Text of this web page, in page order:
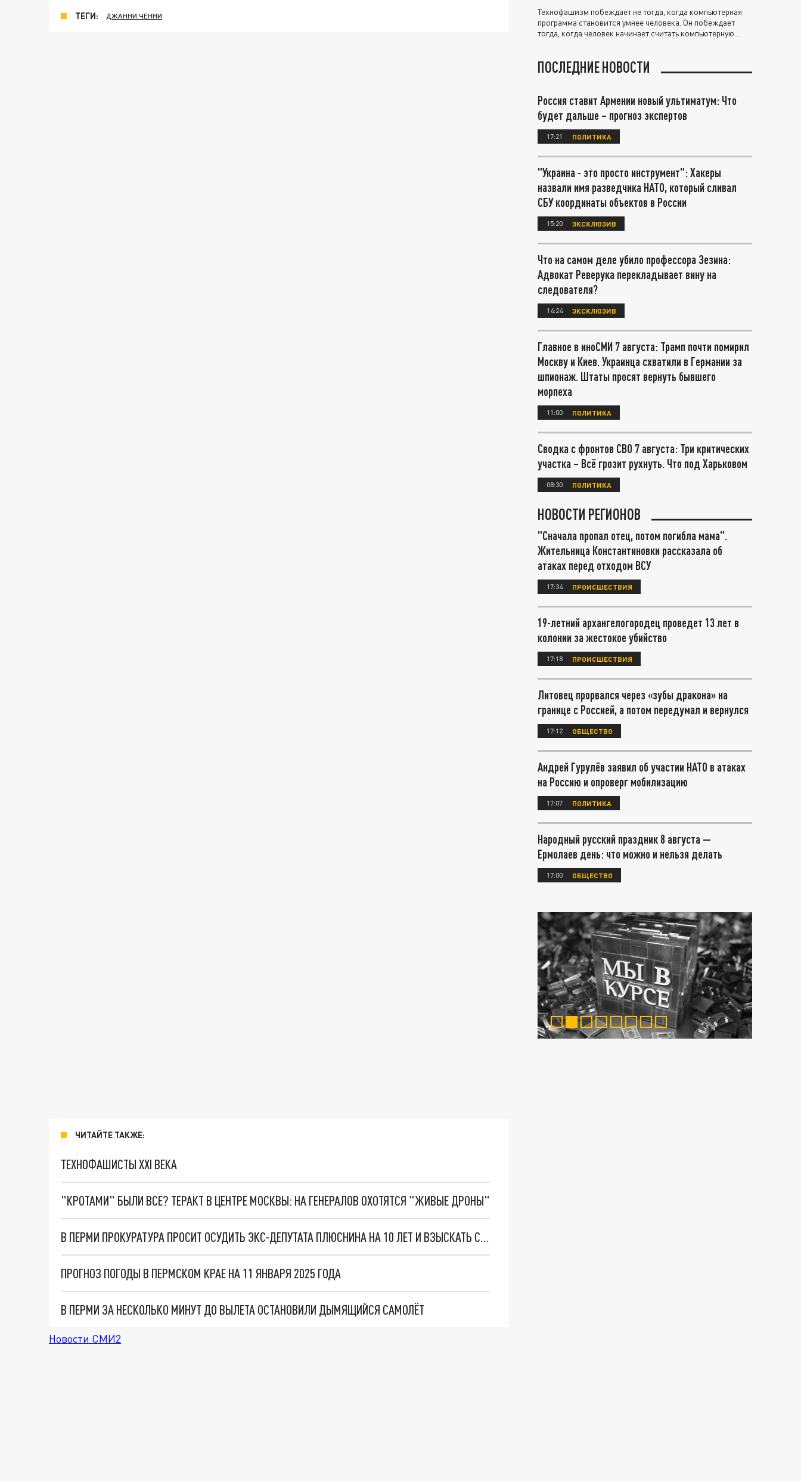
ТЕГИ: ДЖАННИ ЧЕННИ
ЧИТАЙТЕ ТАКЖЕ:
ТЕХНОФАШИСТЫ XXI ВЕКА
"КРОТАМИ" БЫЛИ ВСЕ? ТЕРАКТ В ЦЕНТРЕ МОСКВЫ: НА ГЕНЕРАЛОВ ОХОТЯТСЯ "ЖИВЫЕ ДРОНЫ"
В ПЕРМИ ПРОКУРАТУРА ПРОСИТ ОСУДИТЬ ЭКС-ДЕПУТАТА ПЛЮСНИНА НА 10 ЛЕТ И ВЗЫСКАТЬ С НЕГО 300 МЛН РУБЛЕЙ
ПРОГНОЗ ПОГОДЫ В ПЕРМСКОМ КРАЕ НА 11 ЯНВАРЯ 2025 ГОДА
В ПЕРМИ ЗА НЕСКОЛЬКО МИНУТ ДО ВЫЛЕТА ОСТАНОВИЛИ ДЫМЯЩИЙСЯ САМОЛЁТ
Новости СМИ2
Технофашизм побеждает не тогда, когда компьютерная
программа становится умнее человека. Он побеждает
тогда, когда человек начинает считать компьютерную
ПОСЛЕДНИЕ НОВОСТИ
Россия ставит Армении новый ультиматум: Что
будет дальше – прогноз экспертов
17:21 ПОЛИТИКА
"Украина - это просто инструмент": Хакеры
назвали имя разведчика НАТО, который сливал
СБУ координаты объектов в России
15:20 ЭКСКЛЮЗИВ
Что на самом деле убило профессора Зезина:
Адвокат Реверука перекладывает вину на
следователя?
14:24 ЭКСКЛЮЗИВ
Главное в иноСМИ 7 августа: Трамп почти помирил
Москву и Киев. Украинца схватили в Германии за
шпионаж. Штаты просят вернуть бывшего
морпеха
11:00 ПОЛИТИКА
Сводка с фронтов СВО 7 августа: Три критических
участка – Всё грозит рухнуть. Что под Харьковом
08:30 ПОЛИТИКА
НОВОСТИ РЕГИОНОВ
"Сначала пропал отец, потом погибла мама".
Жительница Константиновки рассказала об
атаках перед отходом ВСУ
17:34 ПРОИСШЕСТВИЯ
19-летний архангелогородец проведет 13 лет в
колонии за жестокое убийство
17:18 ПРОИСШЕСТВИЯ
Литовец прорвался через «зубы дракона» на
границе с Россией, а потом передумал и вернулся
17:12 ОБЩЕСТВО
Андрей Гурулёв заявил об участии НАТО в атаках
на Россию и опроверг мобилизацию
17:07 ПОЛИТИКА
Народный русский праздник 8 августа —
Ермолаев день: что можно и нельзя делать
17:00 ОБЩЕСТВО